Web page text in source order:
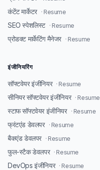
कंटेंट मार्केटर · Resume
SEO स्पेशलिस्ट · Resume
प्रोडक्ट मार्केटिंग मैनेजर · Resume
इंजीनियरिंग
सॉफ्टवेयर इंजीनियर · Resume
सीनियर सॉफ्टवेयर इंजीनियर · Resume
स्टाफ सॉफ्टवेयर इंजीनियर · Resume
फ्रंटएंड डेवलपर · Resume
बैकएंड डेवलपर · Resume
फुल-स्टैक डेवलपर · Resume
DevOps इंजीनियर · Resume